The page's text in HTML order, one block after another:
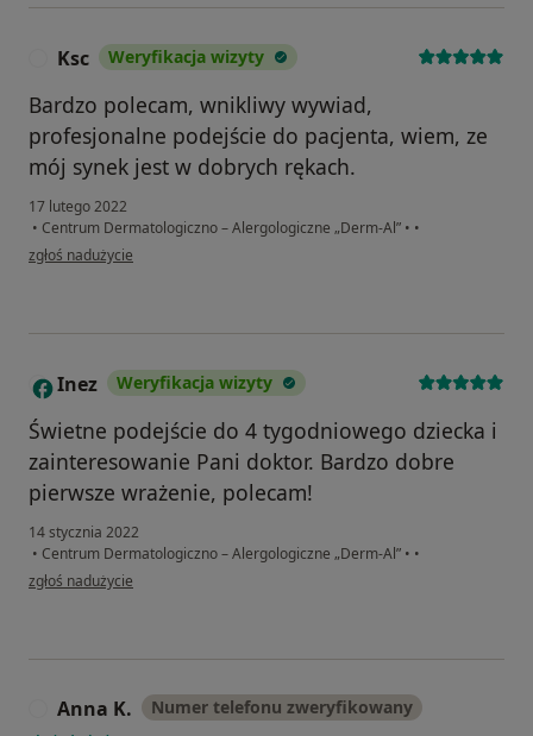
Ksc Weryfikacja wizyty
Bardzo polecam, wnikliwy wywiad,
profesjonalne podejście do pacjenta, wiem, ze
mój synek jest w dobrych rękach.
17 lutego 2022
• Centrum Dermatologiczno – Alergologiczne „Derm-Al” • •
w opinii użytkownika Ksc
zgłoś nadużycie
I Inez Weryfikacja wizyty
Świetne podejście do 4 tygodniowego dziecka i
zainteresowanie Pani doktor. Bardzo dobre
pierwsze wrażenie, polecam!
14 stycznia 2022
• Centrum Dermatologiczno – Alergologiczne „Derm-Al” • •
w opinii użytkownika Inez
zgłoś nadużycie
Anna K. Numer telefonu zweryfikowany